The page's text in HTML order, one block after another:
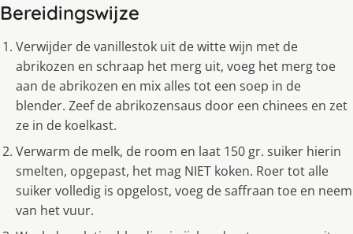
Bereidingswijze
Verwijder de vanillestok uit de witte wijn met de
abrikozen en schraap het merg uit, voeg het merg toe
aan de abrikozen en mix alles tot een soep in de
blender. Zeef de abrikozensaus door een chinees en zet
ze in de koelkast.
Verwarm de melk, de room en laat 150 gr. suiker hierin
smelten, opgepast, het mag NIET koken. Roer tot alle
suiker volledig is opgelost, voeg de saffraan toe en neem
van het vuur.